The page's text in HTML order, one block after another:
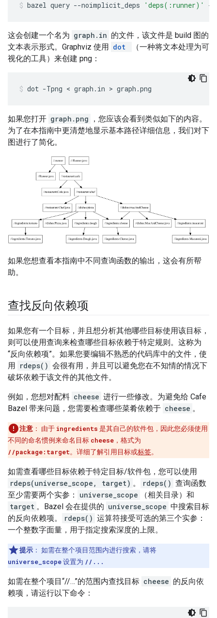
bazel query --noimplicit_deps 'deps(:runner)' --
这会创建一个名为 graph.in 的文件，该文件是 build 图的
文本表示形式。Graphviz 使用 dot
（一种将文本处理为可
视化的工具）来创建 png：
dot -Tpng < graph.in > graph.png
如果您打开 graph.png
，您应该会看到类似如下的内容。
为了在本指南中更清楚地显示基本路径详细信息，我们对下
图进行了简化。
如果您想查看本指南中不同查询函数的输出，这会有所帮
助。
查找反向依赖项
如果您有一个目标，并且想分析其他哪些目标使用该目标，
则可以使用查询来检查哪些目标依赖于特定规则。这称为
“反向依赖项”。如果您要编辑不熟悉的代码库中的文件，使
用 rdeps() 会很有用，并且可以避免您在不知情的情况下
破坏依赖于该文件的其他文件。
例如，您想对配料 cheese 进行一些修改。为避免给 Cafe
Bazel 带来问题，您需要检查哪些菜肴依赖于 cheese 。
注意 ： 由于 ingredients 是其自己的软件包，因此您必须使用
不同的命名惯例来命名目标 cheese ，格式为
//package:target。详细了解引用目标或标签。
如需查看哪些目标依赖于特定目标/软件包，您可以使用
rdeps(universe_scope, target) 。 rdeps() 查询函数
至少需要两个实参：
universe_scope
（相关目录）和
target 。Bazel 会在提供的 universe_scope 中搜索目标
的反向依赖项。
rdeps() 运算符接受可选的第三个实参：
一个整数字面量，用于指定搜索深度的上限。
提示 ： 如需在整个项目范围内进行搜索，请将
universe_scope设置为 //...
如需在整个项目“//…”的范围内查找目标 cheese 的反向依
赖项，请运行以下命令：